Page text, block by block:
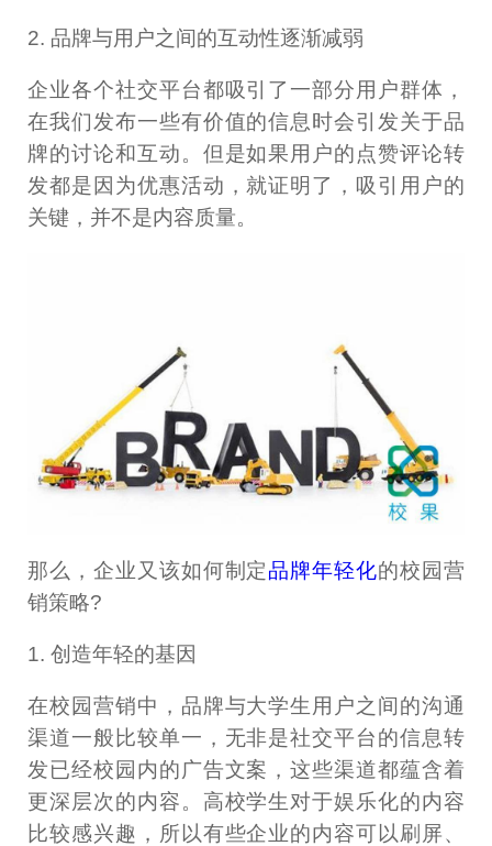
2. 品牌与用户之间的互动性逐渐减弱
企业各个社交平台都吸引了一部分用户群体，
在我们发布一些有价值的信息时会引发关于品
牌的讨论和互动。但是如果用户的点赞评论转
发都是因为优惠活动，就证明了，吸引用户的
关键，并不是内容质量。
那么，企业又该如何制定品牌年轻化的校园营
销策略?
1. 创造年轻的基因
在校园营销中，品牌与大学生用户之间的沟通
渠道一般比较单一，无非是社交平台的信息转
发已经校园内的广告文案，这些渠道都蕴含着
更深层次的内容。高校学生对于娱乐化的内容
比较感兴趣，所以有些企业的内容可以刷屏、